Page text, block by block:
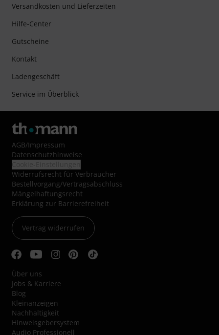
Versandkosten und Lieferzeiten
Hilfe-Center
Gutscheine
Kontakt
Ladengeschäft
Service im Überblick
AGB/Impressum
Datenschutzhinweise
Widerrufsrecht für Verbraucher
Bestellvorgang/Vertragsabschluss
Mängelhaftungsrecht
Erklärung zur Barrierefreiheit
Vertrag widerrufen
Über uns
Jobs & Karriere
Blog
Kleinanzeigen
Nachhaltigkeit
Hinweisgebersystem
Audio Professionell